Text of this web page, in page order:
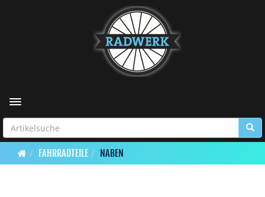
Toggle navigation
FAHRRADTEILE NABEN